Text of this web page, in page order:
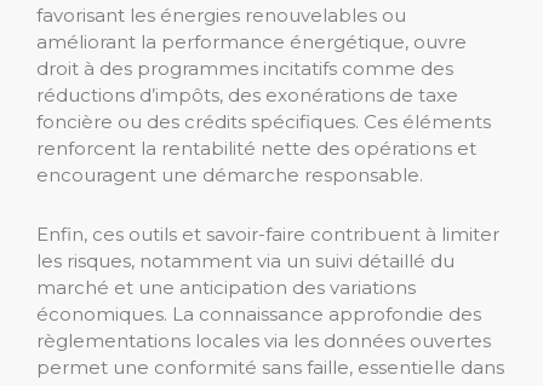
favorisant les énergies renouvelables ou
améliorant la performance énergétique, ouvre
droit à des programmes incitatifs comme des
réductions d’impôts, des exonérations de taxe
foncière ou des crédits spécifiques. Ces éléments
renforcent la rentabilité nette des opérations et
encouragent une démarche responsable.
Enfin, ces outils et savoir-faire contribuent à limiter
les risques, notamment via un suivi détaillé du
marché et une anticipation des variations
économiques. La connaissance approfondie des
règlementations locales via les données ouvertes
permet une conformité sans faille, essentielle dans